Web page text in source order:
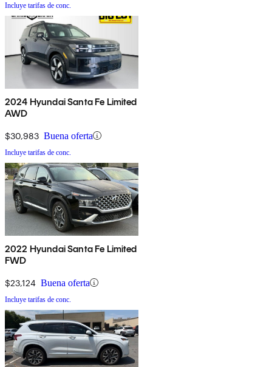
Incluye tarifas de conc.
2024 Hyundai Santa Fe Limited
AWD
$30,983 Buena oferta
Incluye tarifas de conc.
2022 Hyundai Santa Fe Limited
FWD
$23,124 Buena oferta
Incluye tarifas de conc.